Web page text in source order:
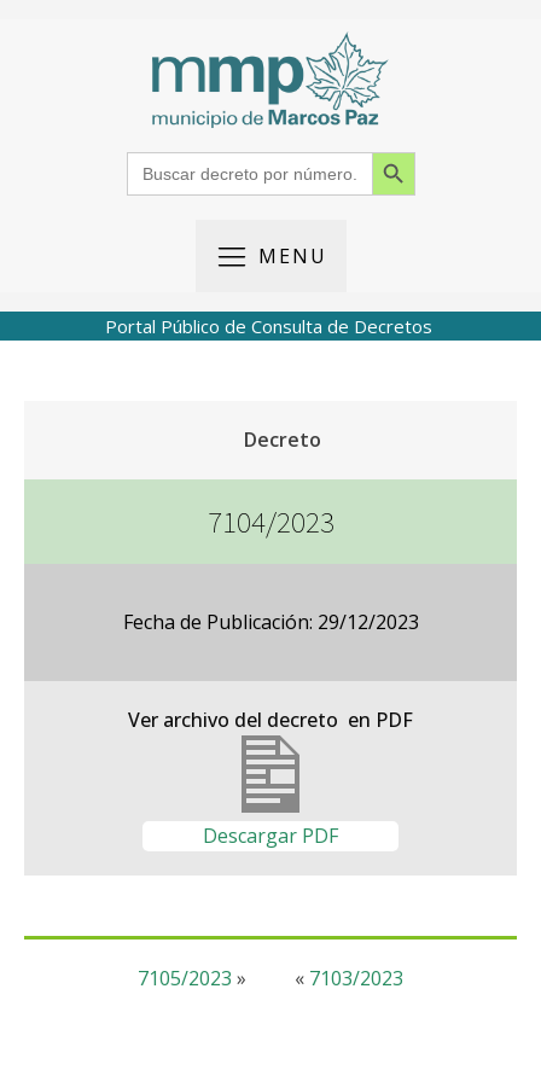
Search
for:
Search Button
MENU
Portal Público de Consulta de Decretos
Decreto
7104/2023
Fecha de Publicación: 29/12/2023
Ver archivo del decreto en PDF
Descargar PDF
« 7103/2023
7105/2023 »